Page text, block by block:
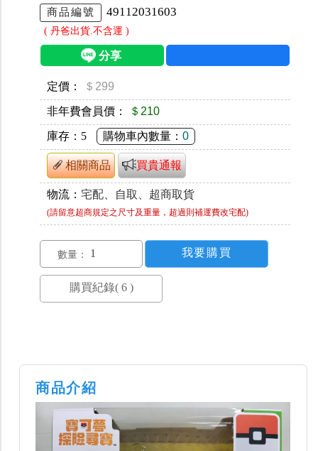
商品編號 49112031603
( 丹爸出貨.不含運 )
定價： ＄299
非年費會員價： ＄210
庫存： 5 購物車內數量： 0
相關商品 買貴通報
物流： 宅配、自取、超商取貨
(請留意超商規定之尺寸及重量，超過則補運費改宅配)
數量：
商品介紹